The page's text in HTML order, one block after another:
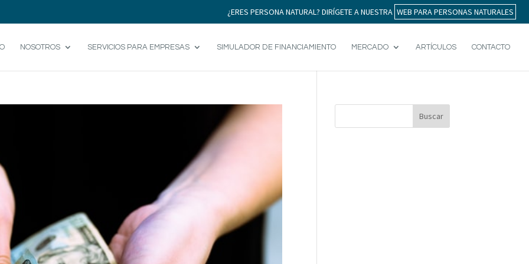
¿ERES PERSONA NATURAL? DIRÍGETE A NUESTRA WEB PARA PERSONAS NATURALES
NOSOTROS SERVICIOS PARA EMPRESAS SIMULADOR DE FINANCIAMIENTO MERCADO ARTÍCULOS CONTACTO
Buscar